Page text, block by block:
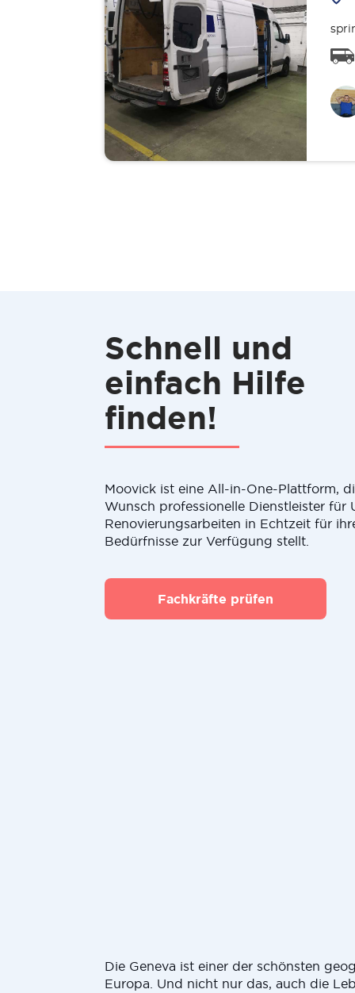
Schnell und
einfach Hilfe
finden!
Moovick ist eine All-in-One-Plattform,
Wunsch professionelle Dienstleister für
Renovierungsarbeiten in Echtzeit für
Bedürfnisse zur Verfügung stellt.
Fachkräfte prüfen
Die Geneva ist einer der schönsten
Europa. Und nicht nur das, auch die